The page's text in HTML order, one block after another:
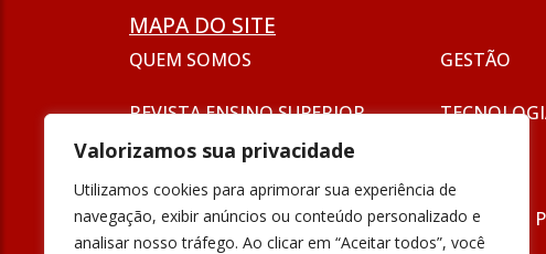
Valorizamos sua privacidade
Utilizamos cookies para aprimorar sua experiência de
navegação, exibir anúncios ou conteúdo personalizado e
analisar nosso tráfego. Ao clicar em “Aceitar todos”, você
MAPA DO SITE
QUEM SOMOS
REVISTA ENSINO SUPERIOR
SEJA UM ANUNCIANTE
FORMAÇÃO
GESTÃO
POLÍTICAS